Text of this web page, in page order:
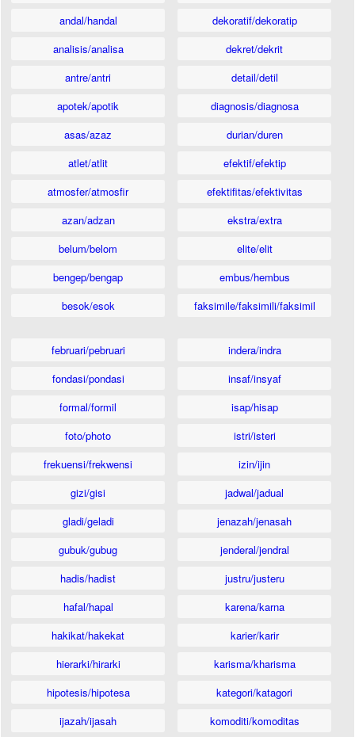
andal/handal
analisis/analisa
antre/antri
apotek/apotik
asas/azaz
atlet/atlit
atmosfer/atmosfir
azan/adzan
belum/belom
bengep/bengap
besok/esok
dekoratif/dekoratip
dekret/dekrit
detail/detil
diagnosis/diagnosa
durian/duren
efektif/efektip
efektifitas/efektivitas
ekstra/extra
elite/elit
embus/hembus
faksimile/faksimili/faksimil
februari/pebruari
fondasi/pondasi
formal/formil
foto/photo
frekuensi/frekwensi
gizi/gisi
gladi/geladi
gubuk/gubug
hadis/hadist
hafal/hapal
hakikat/hakekat
hierarki/hirarki
hipotesis/hipotesa
ijazah/ijasah
indera/indra
insaf/insyaf
isap/hisap
istri/isteri
izin/ijin
jadwal/jadual
jenazah/jenasah
jenderal/jendral
justru/justeru
karena/karna
karier/karir
karisma/kharisma
kategori/katagori
komoditi/komoditas